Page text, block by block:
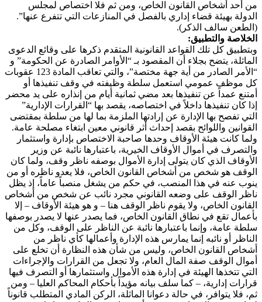
من أحد أشخاص القانون الخاص، ومن ثم فلا اختصاص لمجلس
الدولة بهيئة قضاء إداري بالفصل في المنازعات التي تتفرع عنها”.
(الطعن سالف الذكر).
الخلاصة والتطبيق:
وبتطبيق كل تلك القواعد القانونية المتقدم ذكرها على وقائع الدعوى
الماثلة، يتضح بجلاء أن المقصود بـ “الأوامر الصادرة عن الحكومة” و
“الأمر الصادر من أية جهة مختصة”، والتي تعاقب المادة 123 عقوبات
كل موظف عمومي استعمل سلطة وظيفته في وقف تنفيذها أو
أمتنع عمداً عن تنفيذها بعد مضي ثمانية أيام من إنذاره على يد محضر
إذا كان تنفيذها داخلاً في اختصاصه، يقصد بها “القرارات الإدارية”
التي تفصح بها الإدارة عن إرادتها الملزمة بما لها من سلطة بمقتضى
القوانين واللوائح بقصد إحداث أثر قانوني معين ابتغاء مصلحة عامة.
ولما كانت هيئة الأوقاف وحدها صاحبة الاختصاص بإدارة واستثمار
والتصرف في أموال الأوقاف الخيرية، باعتبارها نائبة عن وزير
الأوقاف الذي كان يتولى إدارة الأموال بوصفه ناظر وقف، ولما كان
الوقف هو شخص من أشخاص القانون الخاص، فلا يعدو ناظره أو من
ينوب عنه في هذا المنصب، في حكم من يشغل منصباً عاماً، إذ يظل
ناظر الوقف على وضعه القانوني مجرد نائب عن شخص من أشخاص
القانون الخاص، ولا يقوم ناظر الوقف هنا – و هو هيئة الأوقاف – إلا
بأعمال تقع في نطاق القانون الخاص، فما يصدر عنها لا يصدر بوصفها
سلطة عامة، وإنما باعتبارها نائبة عن الناظر على الوقف، وكل من
الناظر أو نائبه إنما يمارس هذه الإدارة وأعمالها كأي ناظر من
أشخاص القانون الخاص، وليس من شأن هذه النظارة أن تخلع على
أموال الوقف صفة المال العام، ولا تجعل من القرارات والإجراءات
التي تتخذها الهيئة في إدارة هذه الأموال واستثمارها أو التصرف فيها
قرارات إدارية، – كما سلف بيانه مؤيداً بأحكام المحاكم العليا – ومن
ثم، فلا يتوافر، في حالة دعوانا الماثلة، الركن المادي المتطلب قانوناً